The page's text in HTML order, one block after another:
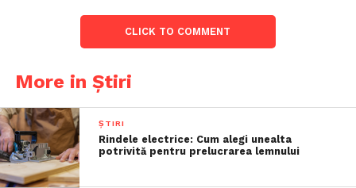
CLICK TO COMMENT
More in Știri
ȘTIRI
Rindele electrice: Cum alegi unealta
potrivită pentru prelucrarea lemnului